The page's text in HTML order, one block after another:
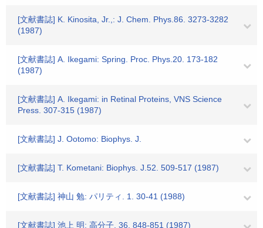
[文献書誌] K. Kinosita, Jr.,: J. Chem. Phys.86. 3273-3282
(1987)
[文献書誌] A. Ikegami: Spring. Proc. Phys.20. 173-182
(1987)
[文献書誌] A. Ikegami: in Retinal Proteins, VNS Science
Press. 307-315 (1987)
[文献書誌] J. Ootomo: Biophys. J.
[文献書誌] T. Kometani: Biophys. J.52. 509-517 (1987)
[文献書誌] 神山 勉: パリティ. 1. 30-41 (1988)
[文献書誌] 池上 明: 高分子. 36. 848-851 (1987)